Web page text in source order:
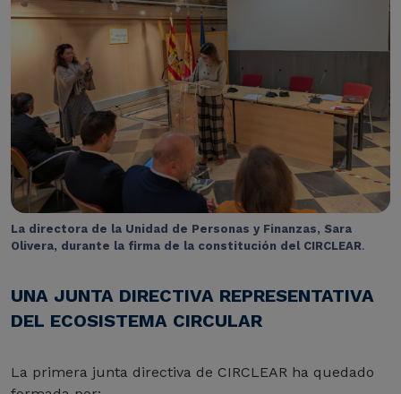
La directora de la Unidad de Personas y Finanzas, Sara
Olivera, durante la firma de la constitución del CIRCLEAR.
UNA JUNTA DIRECTIVA REPRESENTATIVA
DEL ECOSISTEMA CIRCULAR
La primera junta directiva de CIRCLEAR ha quedado